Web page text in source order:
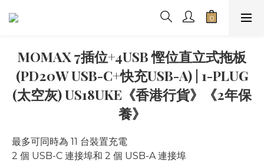
MOMAX 7插位+4USB 慳位直立式拖板
(PD20W USB-C+快充USB-A) | 1-PLUG
(太空灰) US18UKE《香港行貨》《2年保
養》
最多可同時為 11 台裝置充電
2 個 USB-C 連接埠和 2 個 USB-A 連接埠